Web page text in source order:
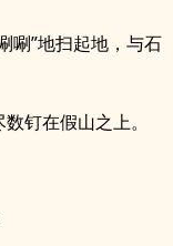
唰”地扫起地，与石
钉在假山之上。